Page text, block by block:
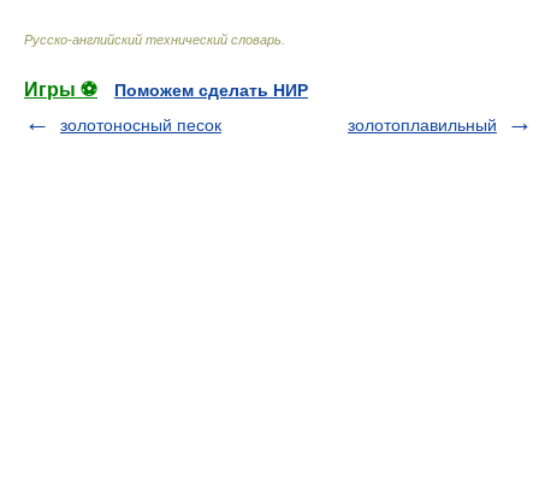
Русско-английский технический словарь
Игры ⚽
Поможем сделать НИР
золотоносный песок
золотоплавильный